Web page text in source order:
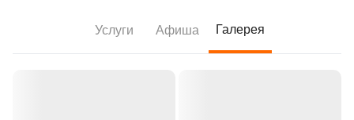
Услуги Афиша Галерея